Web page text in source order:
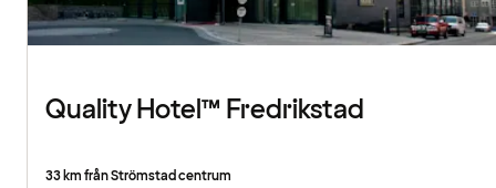
Quality Hotel™ Fredrikstad
33 km från Strömstad centrum